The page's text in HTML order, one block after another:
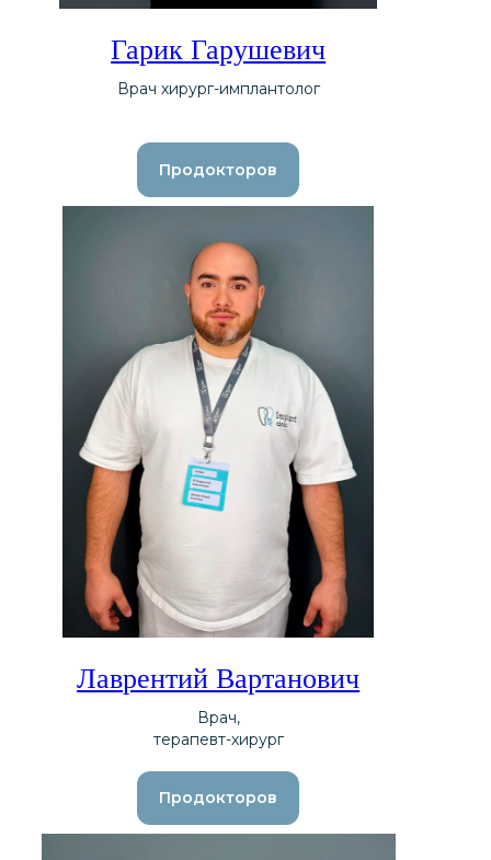
Гарик Гарушевич
Врач хирург-имплантолог
Продокторов
Лаврентий Вартанович
Врач,
терапевт-хирург
Продокторов